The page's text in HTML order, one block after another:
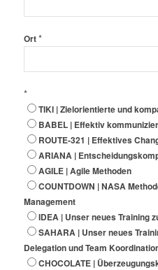
Ort*
*
TIKI | Zielorientierte und
BABEL | Effektiv
ROUTE-321 | Effektives
ARIANA |
AGILE | Agile Methoden
COUNTDOWN | NASA
Management
IDEA | Unser neues Training
SAHARA | Unser neues
Delegation und Team
CHOCOLATE |